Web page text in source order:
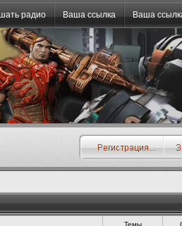
радио Ваша ссылка Ваша
Темы